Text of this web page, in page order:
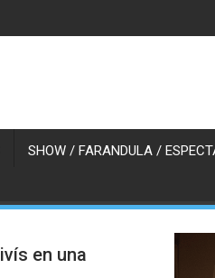
SHOW / FARANDULA /
en una